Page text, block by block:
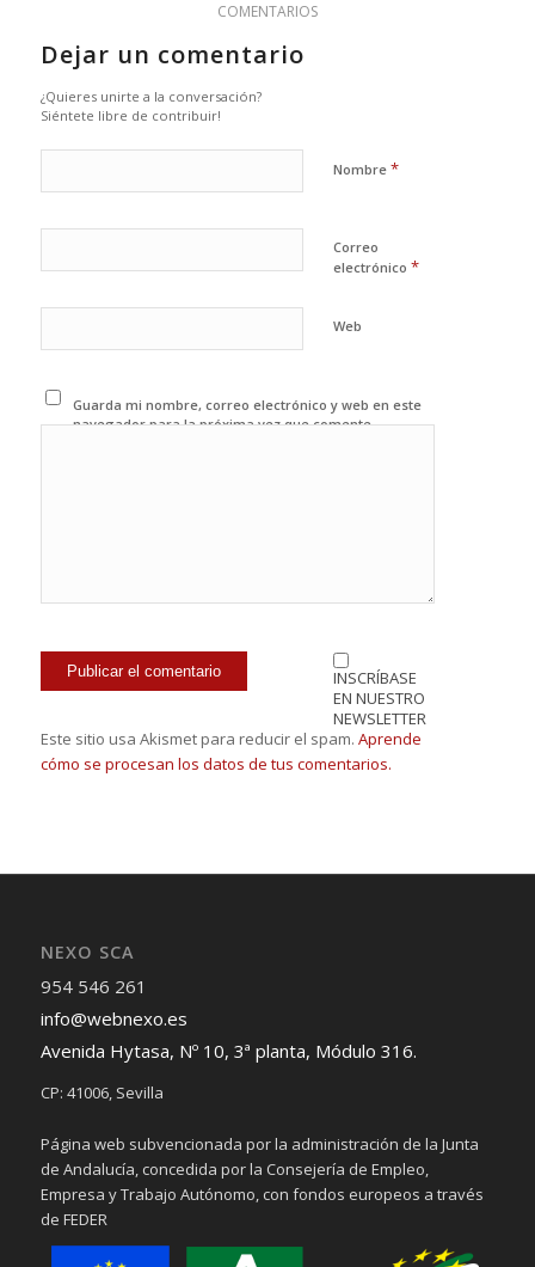
COMENTARIOS
Dejar un comentario
¿Quieres unirte a la conversación?
Siéntete libre de contribuir!
Nombre *
Correo
electrónico *
Web
Guarda mi nombre, correo electrónico y web en este
navegador para la próxima vez que comente.
INSCRÍBASE
EN NUESTRO
NEWSLETTER
Este sitio usa Akismet para reducir el spam. Aprende
cómo se procesan los datos de tus comentarios.
NEXO SCA
954 546 261
info@webnexo.es
Avenida Hytasa, Nº 10, 3ª planta, Módulo 316.
CP: 41006, Sevilla
Página web subvencionada por la administración de la Junta
de Andalucía, concedida por la Consejería de Empleo,
Empresa y Trabajo Autónomo, con fondos europeos a través
de FEDER